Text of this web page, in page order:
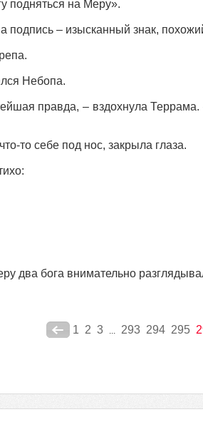
подняться на Меру».
подпись – изысканный знак,
Небопа.
правда, – вздохнула
себе под нос, закрыла глаза.
два бога внимательно
1 2 3 ... 293 294 295